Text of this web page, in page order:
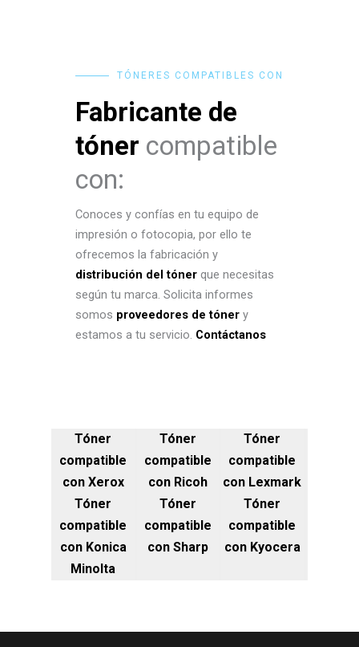
TÓNERES COMPATIBLES CON
Fabricante de
tóner compatible
con:
Conoces y confías en tu equipo de
impresión o fotocopia, por ello te
ofrecemos la fabricación y
distribución del tóner que necesitas
según tu marca. Solicita informes
somos proveedores de tóner y
estamos a tu servicio. Contáctanos
Tóner
compatible
con Xerox
Tóner
compatible
con Ricoh
Tóner
compatible
con Lexmark
Tóner
compatible
con Konica
Minolta
Tóner
compatible
con Sharp
Tóner
compatible
con Kyocera